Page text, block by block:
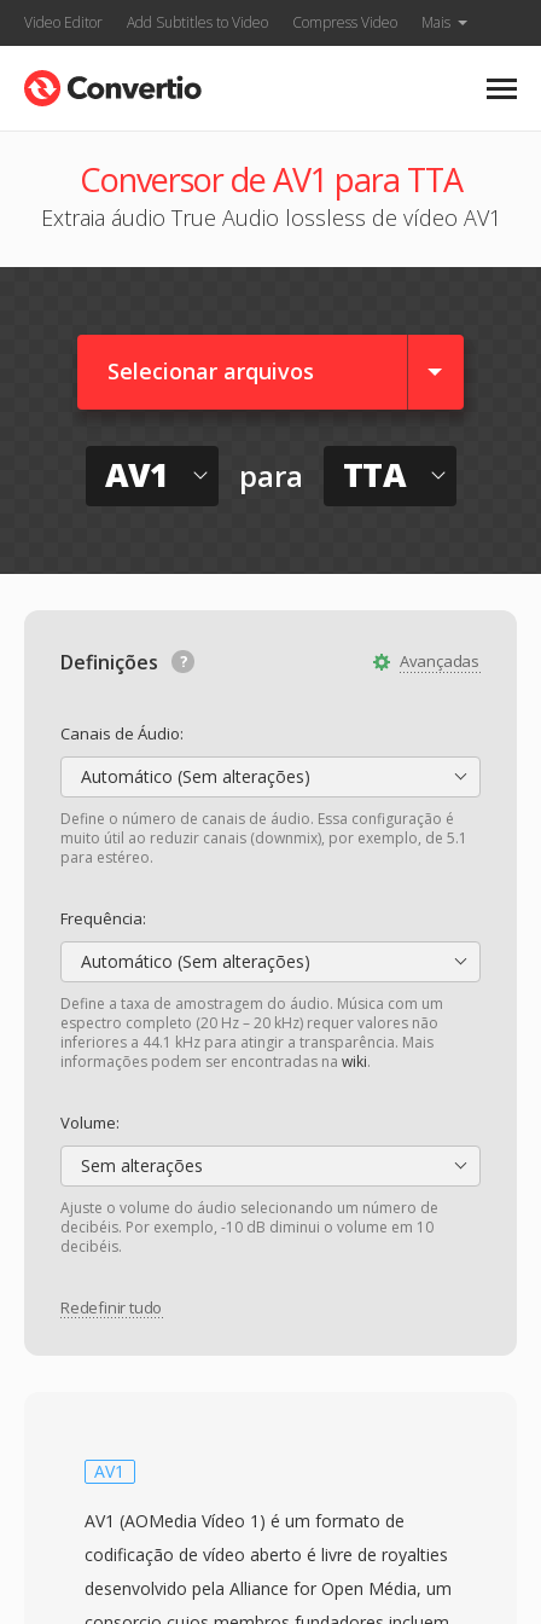
Video Editor Add Subtitles to Video Compress Video Mais
Conversor de AV1 para TTA
Extraia áudio True Audio lossless de vídeo AV1
Selecionar arquivos
AV1 para TTA
Avançadas
Definições
Canais de Áudio:
Automático (Sem alterações)
Define o número de canais de áudio. Essa configuração é
muito útil ao reduzir canais (downmix), por exemplo, de 5.1
para estéreo.
Frequência:
Automático (Sem alterações)
Define a taxa de amostragem do áudio. Música com um
espectro completo (20 Hz – 20 kHz) requer valores não
inferiores a 44.1 kHz para atingir a transparência. Mais
informações podem ser encontradas na wiki.
Volume:
Sem alterações
Ajuste o volume do áudio selecionando um número de
decibéis. Por exemplo, -10 dB diminui o volume em 10
decibéis.
Redefinir tudo
AV1
AV1 (AOMedia Vídeo 1) é um formato de
codificação de vídeo aberto é livre de royalties
desenvolvido pela Alliance for Open Média, um